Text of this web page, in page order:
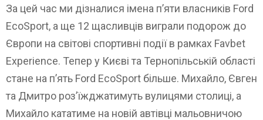
За цей час ми дізналися імена п’яти власників Ford
EcoSport, а ще 12 щасливців виграли подорож до
Європи на світові спортивні події в рамках Favbet
Experience. Тепер у Києві та Тернопільській області
стане на п’ять Ford EcoSport більше. Михайло, Євген
та Дмитро роз’їжджатимуть вулицями столиці, а
Михайло кататиме на новій автівці мальовничою